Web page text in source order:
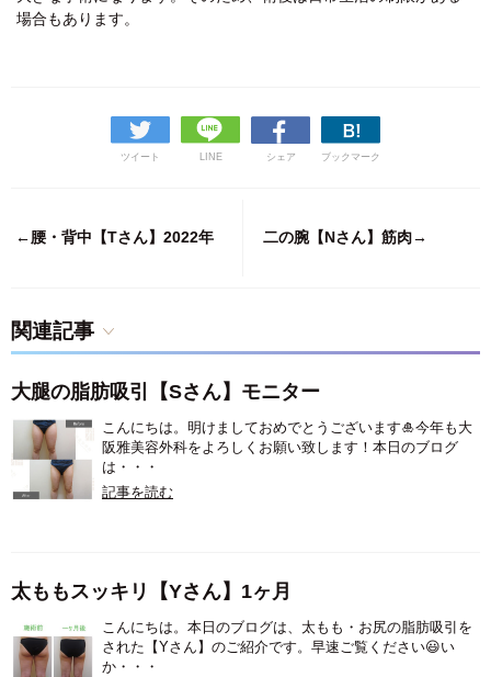
場合もあります。
ツイート LINE シェア ブックマーク
←腰・背中【Tさん】2022年 二の腕【Nさん】筋肉→
関連記事
大腿の脂肪吸引【Sさん】モニター
こんにちは。明けましておめでとうございます🎍今年も大
阪雅美容外科をよろしくお願い致します！本日のブログ
は・・・
記事を読む
太ももスッキリ【Yさん】1ヶ月
こんにちは。本日のブログは、太もも・お尻の脂肪吸引を
された【Yさん】のご紹介です。早速ご覧ください😃い
か・・・